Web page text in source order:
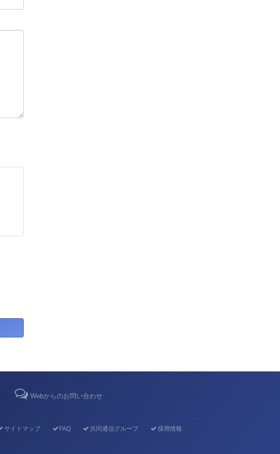
Webからのお問い合わせ
サイトマップ FAQ 共同通信グループ 採用情報